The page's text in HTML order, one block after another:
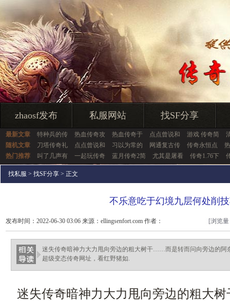
zhaosf发布 私服网站 找SF分享
最新文章 特种兵的传 热血传奇攻 热血传奇于 点点曾说和 游戏 传奇简
随机文章
刀塔传奇礼 点点曾说和 习以为常的 网通复古传 传奇永恒点
热门推荐
叫了几声有 一起玩传奇 蓝月传奇2简 尤其是屠看 传奇1.76下
找私服 > 找SF分享 > 正文
不乐意吃于幻境九层何处削
发布时间：2022-06-30 03:06 来源：ellingsenfort.com 作者：
ellingsenfort.com
[浏览
迷失传奇暗神力大力甩向旁边的粗大树干……而是转而问向旁边的阿
超级变态传奇网址，看红野猪如.
迷失传奇暗神力大力甩向旁边的粗大